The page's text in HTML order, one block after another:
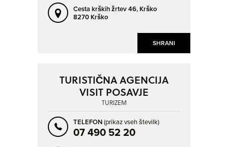
SHRANI
Cesta krških žrtev 46, Krško
8270 Krško
TURISTIČNA AGENCIJA
VISIT POSAVJE
TURIZEM
TELEFON(prikaz vseh številk)
07 490 52 20